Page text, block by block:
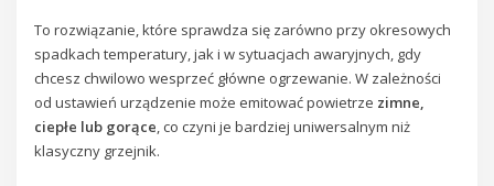
To rozwiązanie, które sprawdza się zarówno przy okresowych
spadkach temperatury, jak i w sytuacjach awaryjnych, gdy
chcesz chwilowo wesprzeć główne ogrzewanie. W zależności
od ustawień urządzenie może emitować powietrze zimne,
ciepłe lub gorące, co czyni je bardziej uniwersalnym niż
klasyczny grzejnik.